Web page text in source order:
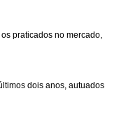
praticados no mercado,
dois anos, autuados